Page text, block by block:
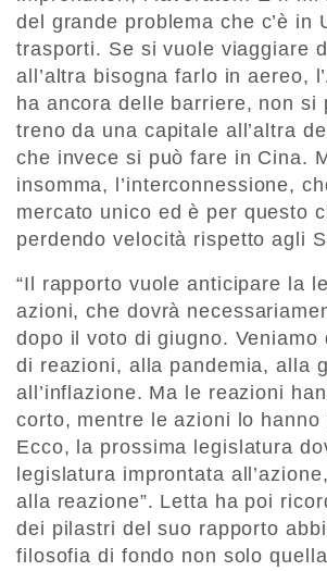
del grande problema che c’è in
trasporti. Se si vuole viaggiare
all’altra bisogna farlo in aereo,
ha ancora delle barriere, non si
treno da una capitale all’altra
che invece si può fare in Cina.
insomma, l’interconnessione,
mercato unico ed è per questo
perdendo velocità rispetto agli
“Il rapporto vuole anticipare la
azioni, che dovrà
dopo il voto di giugno. Veniamo
di reazioni, alla pandemia, alla
all’inflazione. Ma le reazioni
corto, mentre le azioni lo hanno
Ecco, la prossima legislatura
legislatura improntata
alla reazione”. Letta ha poi
dei pilastri del suo rapporto
filosofia di fondo non solo